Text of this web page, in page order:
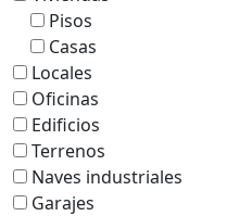
Pisos
Casas
Locales
Oficinas
Edificios
Terrenos
Naves industriales
Garajes